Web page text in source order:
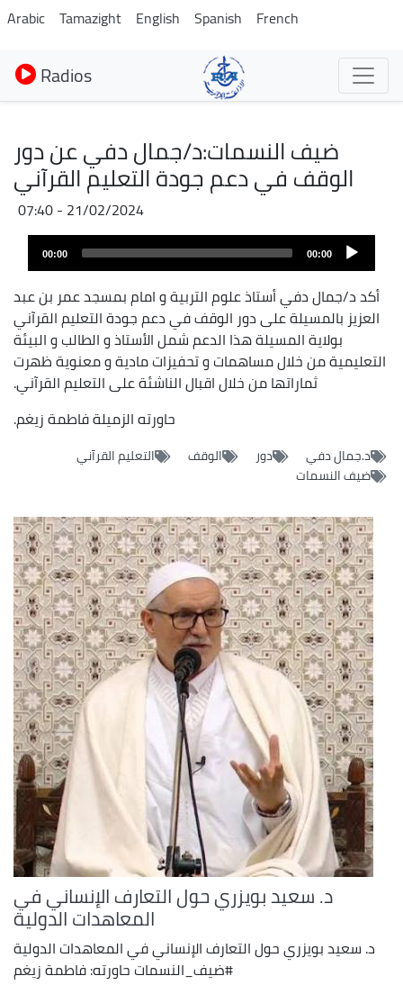
Aller
au
contenu
principal
Arabic Tamazight English Spanish French
Radios
ضيف النسمات:د/جمال دفي عن دور
الوقف في دعم جودة التعليم القرآني
21/02/2024 - 07:40
Fichier
audio
00:00
00:00
أكد د/جمال دفي أستاذ علوم التربية و امام بمسجد عمر بن عبد
العزيز بالمسيلة على دور الوقف في دعم جودة التعليم القرآني
بولاية المسيلة هذا الدعم شمل الأستاذ و الطالب و البيئة
التعليمية من خلال مساهمات و تحفيزات مادية و معنوية ظهرت
ثماراتها من خلال اقبال الناشئة على التعليم القرآني.
حاورته الزميلة فاطمة زيغم.
د.جمال دفي دور الوقف
التعليم القرآني
ضيف النسمات
د. سعيد بويزري حول التعارف الإنساني في
المعاهدات الدولية
د. سعيد بويزري حول التعارف الإنساني في المعاهدات الدولية
#ضيف_النسمات حاورته: فاطمة زيغم